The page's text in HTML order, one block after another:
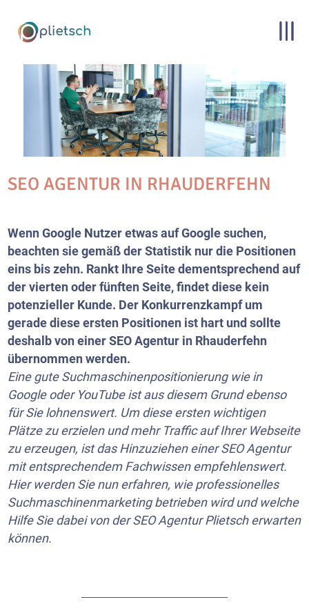
SEO AGENTUR IN RHAUDERFEHN
Wenn Google Nutzer etwas auf Google suchen,
beachten sie gemäß der Statistik nur die Positionen
eins bis zehn. Rankt Ihre Seite dementsprechend auf
der vierten oder fünften Seite, findet diese kein
potenzieller Kunde. Der Konkurrenzkampf um
gerade diese ersten Positionen ist hart und sollte
deshalb von einer SEO Agentur in Rhauderfehn
übernommen werden.
Eine gute Suchmaschinenpositionierung wie in
Google oder YouTubeist aus diesem Grund ebenso
für Sie lohnenswert. Um diese ersten wichtigen
Plätze zu erzielen und mehr Traffic auf Ihrer Webseite
zu erzeugen, ist das Hinzuziehen einer SEO Agentur
mit entsprechendem Fachwissen empfehlenswert.
Hier werden Sie nun erfahren, wie professionelles
Suchmaschinenmarketing betrieben wird und welche
Hilfe Sie dabei von der SEO Agentur Plietsch erwarten
können.